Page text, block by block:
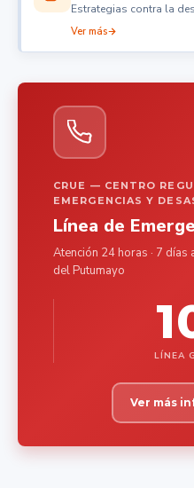
Estrategias contra la
Ver más
CRUE — CENTRO
EMERGENCIAS Y
Línea de
Atención 24 horas · 7 días
del Putumayo
LÍNEA
Ver más